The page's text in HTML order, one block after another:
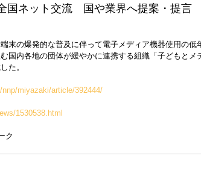
国ネット交流　国や業界へ提案・提言
末の爆発的な普及に伴って電子メディア機器使用の低
国内各地の団体が緩やかに連携する組織「子どもとメ
た。
miyazaki/article/392444/
1530538.html
ク